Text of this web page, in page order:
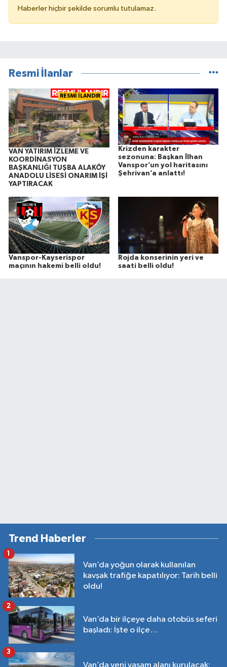
Haberler hiçbir şekilde sorumlu tutulamaz.
Resmi İlanlar
RESMİ İLANDIR
VAN YATIRIM İZLEME VE
KOORDİNASYON
BAŞKANLIĞI TUŞBA ALAKÖY
ANADOLU LİSESİ ONARIM İŞİ
YAPTIRACAK
Krizden karakter
sezonuna: Başkan İlhan
Vanspor’un yol haritasını
Şehrivan’a anlattı!
Vanspor-Kayserispor
maçının hakemi belli oldu!
Rojda konserinin yeri ve
saati belli oldu!
Trend Haberler
Van’da yoğun olarak kullanılan
kavşak trafiğe kapatılıyor: Tarih belli
oldu!
1
Van’da bir ilçeye daha otobüs seferi
başladı: İşte o ilçe…
2
Van’da yeni yaşam alanı kurulacak:
3